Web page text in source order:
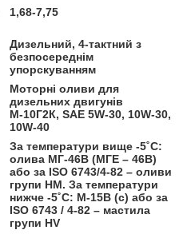
1,68-7,75
Дизельний, 4-тактний з
безпосереднім
упорскуванням
Моторні оливи для
дизельних двигунів
М-10Г2К, SAE 5W-30, 10W-30,
10W-40
За температури вище -5˚С:
олива МГ-46В (МГЕ – 46В)
або за ISO 6743/4-82 – оливи
групи HM. За температури
нижче -5˚С: М-15В (с) або за
ISO 6743 / 4-82 – мастила
групи HV